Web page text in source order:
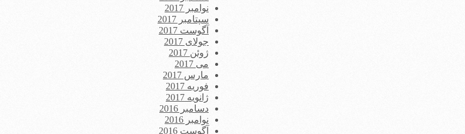
نوامبر 2017
سپتامبر 2017
آگوست 2017
جولای 2017
ژوئن 2017
می 2017
مارس 2017
فوریه 2017
ژانویه 2017
دسامبر 2016
نوامبر 2016
آگوست 2016